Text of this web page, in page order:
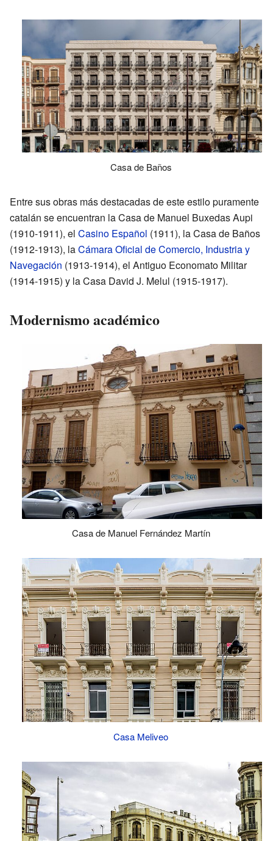
Casa de Baños
Entre sus obras más destacadas de este estilo puramente
catalán se encuentran la Casa de Manuel Buxedas Aupi
(1910-1911), el Casino Español (1911), la Casa de Baños
(1912-1913), laCámara Oficial de Comercio, Industria y
Navegación (1913-1914), el Antiguo Economato Militar
(1914-1915) y la Casa David J. Melul (1915-1917).
Modernismo académico
Casa de Manuel Fernández Martín
Casa Meliveo